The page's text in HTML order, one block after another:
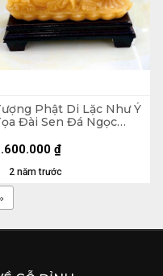
Phật Di Lặc Như Ý
Đài Sen Đá Ngọc
20 (cm) 2,3kg
2 năm trước
₫